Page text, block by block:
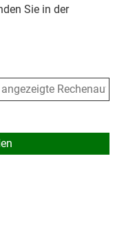
Sie in der